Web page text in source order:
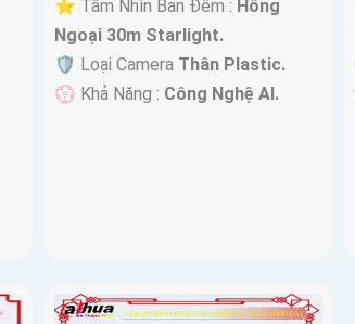
⭐ Tầm Nhìn Ban Đêm : Hồng
Ngoại 30m Starlight.
🛡 Loại Camera Thân Plastic.
️💮 Khả Năng : Công Nghệ AI.